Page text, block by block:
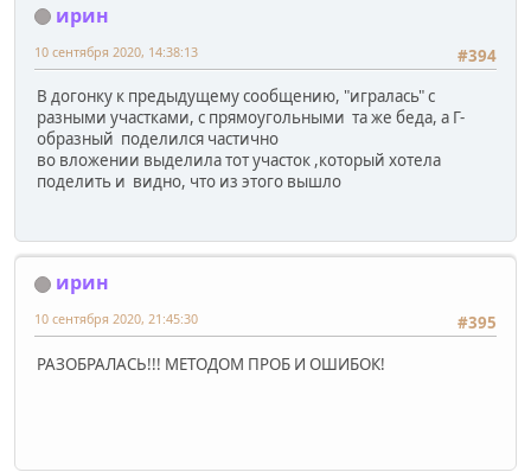
ирин
#394
10 сентября 2020, 14:38:13
В догонку к предыдущему сообщению, "игралась" с
разными участками, с прямоугольными та же беда, а Г-
образный поделился частично
во вложении выделила тот участок ,который хотела
поделить и видно, что из этого вышло
ирин
#395
10 сентября 2020, 21:45:30
РАЗОБРАЛАСЬ!!! МЕТОДОМ ПРОБ И ОШИБОК!